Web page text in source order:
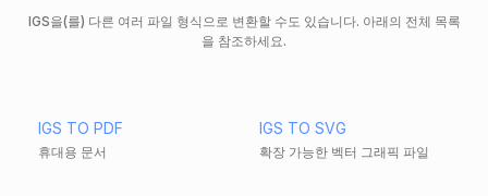
IGS을(를) 다른 여러 파일 형식으로 변환할 수도 있습니다. 아래의 전체 목록
을 참조하세요.
IGS TO PDF
휴대용 문서
IGS TO SVG
확장 가능한 벡터 그래픽 파일